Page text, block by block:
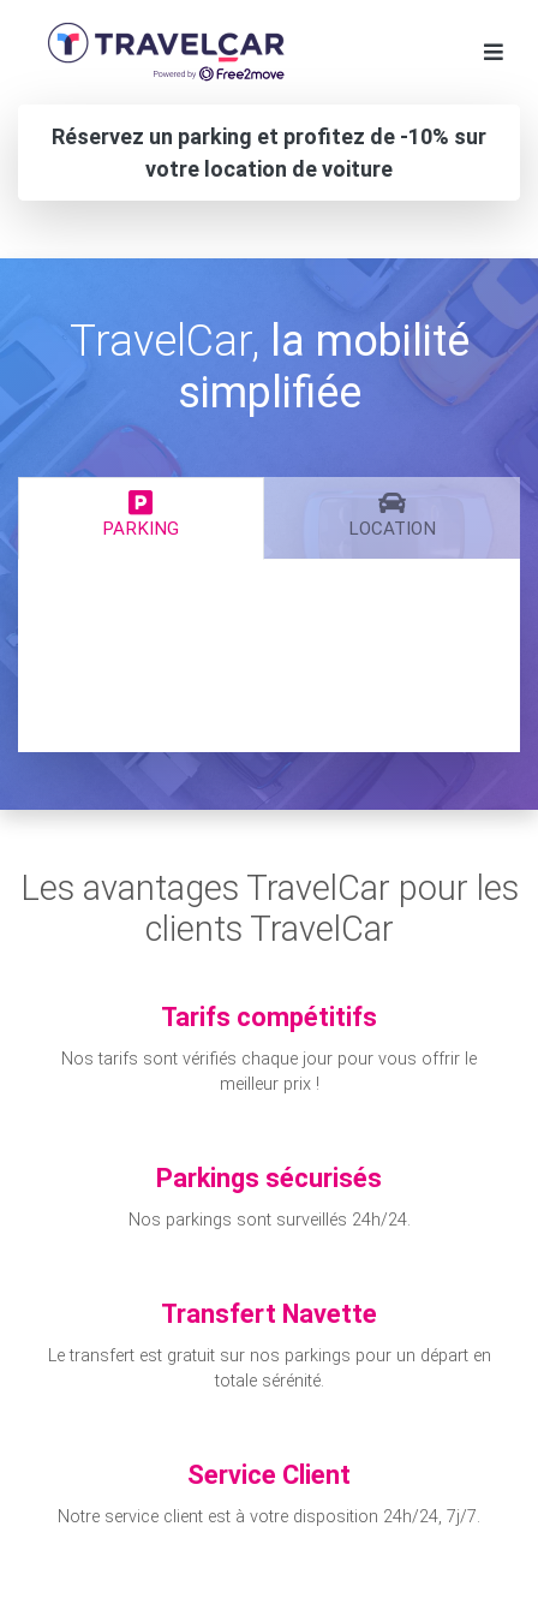
Réservez un parking et profitez de -10% sur
votre location de voiture
TravelCar, la mobilité
simplifiée
PARKING LOCATION
Les avantages TravelCar pour les
clients TravelCar
Tarifs compétitifs
Nos tarifs sont vérifiés chaque jour pour vous offrir le
meilleur prix !
Parkings sécurisés
Nos parkings sont surveillés 24h/24.
Transfert Navette
Le transfert est gratuit sur nos parkings pour un départ en
totale sérénité.
Service Client
Notre service client est à votre disposition 24h/24, 7j/7.